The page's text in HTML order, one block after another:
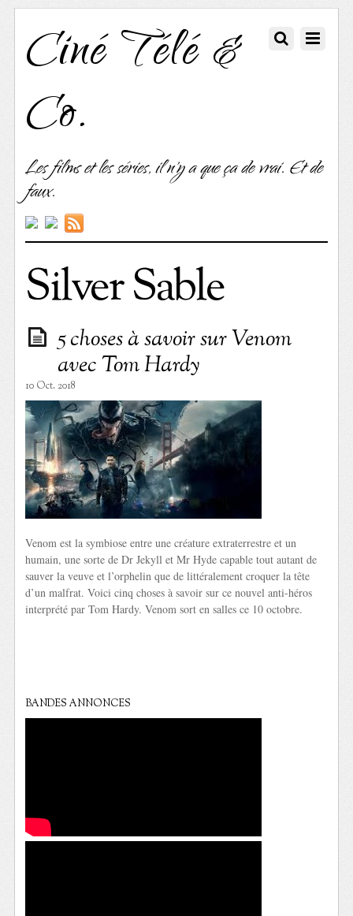
Ciné Télé &
Co.
Les films et les séries, il n'y a que ça de vrai. Et de
faux.
Silver Sable
5 choses à savoir sur Venom
avec Tom Hardy
10 Oct. 2018
Venom est la symbiose entre une créature extraterrestre et un
humain, une sorte de Dr Jekyll et Mr Hyde capable tout autant de
sauver la veuve et l’orphelin que de littéralement croquer la tête
d’un malfrat. Voici cinq choses à savoir sur ce nouvel anti-héros
interprété par Tom Hardy. Venom sort en salles ce 10 octobre.
BANDES ANNONCES